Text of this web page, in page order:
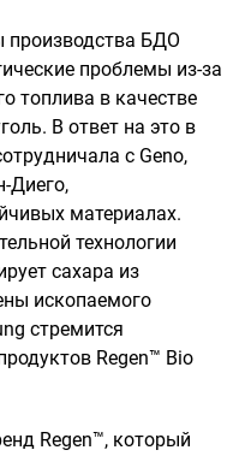
производства БДО
проблемы из-за
топлива в качестве
В ответ на это в
с Geno,
Диего,
материалах.
технологии
сахара из
ископаемого
стремится
Regen™ Bio
Regen™, который